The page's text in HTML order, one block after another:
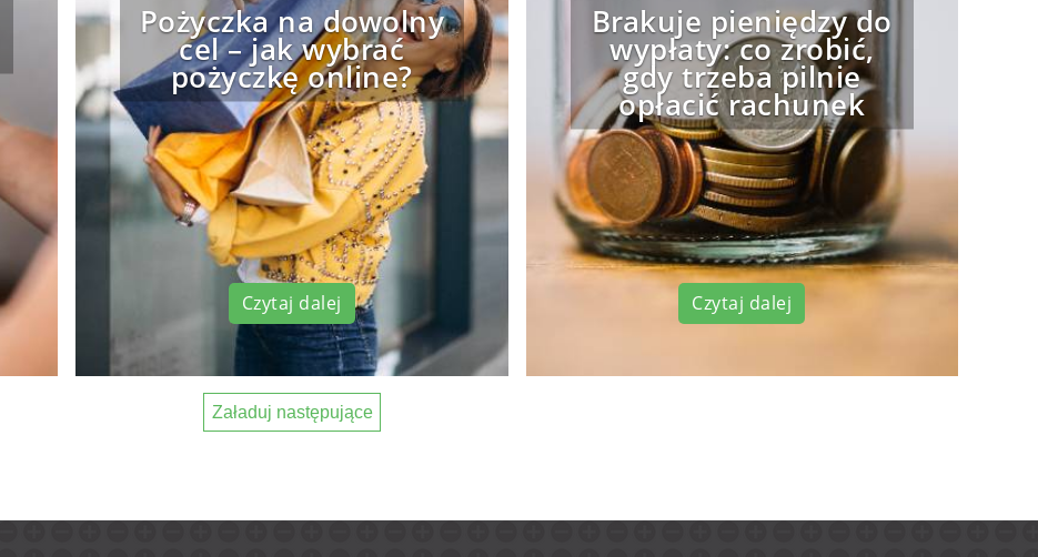
Pożyczka na dowolny
cel – jak wybrać
pożyczkę online?
Czytaj dalej
Brakuje pieniędzy do
wypłaty: co zrobić,
gdy trzeba pilnie
opłacić rachunek
Czytaj dalej
Załaduj następujące